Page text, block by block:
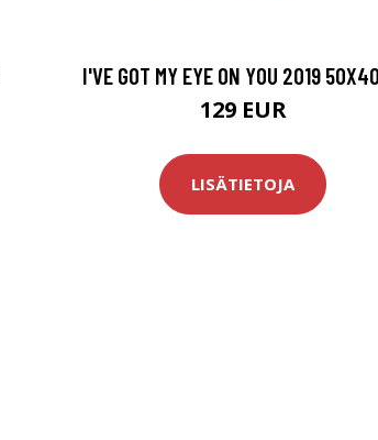
I'VE GOT MY EYE ON YOU 2019
129 EUR
LISÄTIETOJA